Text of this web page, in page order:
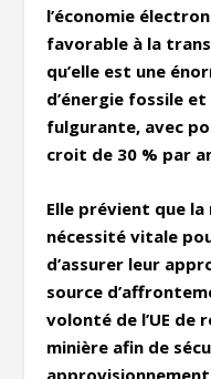
l’économie
favorable à la
qu’elle est une
d’énergie fossile
fulgurante, avec
croit de 30 % par
Elle prévient que
nécessité vitale
d’assurer leur
source
volonté de l’UE de
minière afin de